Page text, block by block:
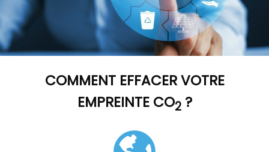
COMMENT EFFACER VOTRE
EMPREINTE CO2?